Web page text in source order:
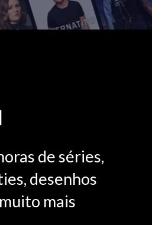
de séries,
desenhos
mais